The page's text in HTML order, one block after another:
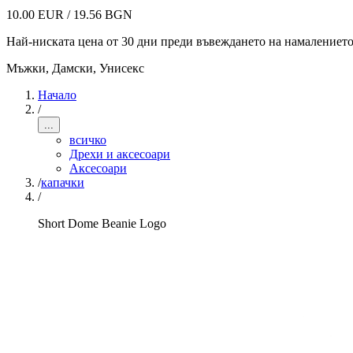
10.00 EUR / 19.56 BGN
Най-ниската цена от 30 дни преди въвеждането на намалението
Мъжки, Дамски, Унисекс
Начало
/
...
всичко
Дрехи и аксесоари
Аксесоари
/капачки
/
Short Dome Beanie Logo